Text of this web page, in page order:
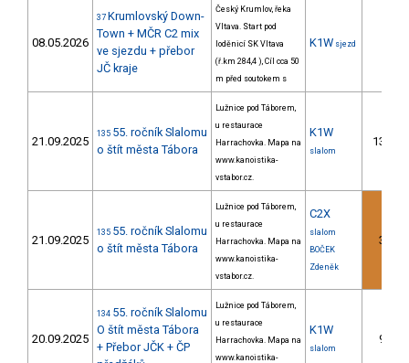
08.05.2026
37 Krumlovský Down-
Town + MČR C2 mix
ve sjezdu + přebor
JČ kraje
Český Krumlov, řeka
Vltava. Start pod
loděnicí SK Vltava
(ř.km 284,4 ), Cíl cca 50
m před soutokem s
K1W sjezd
21.09.2025
135 55. ročník Slalomu
o štít města Tábora
Lužnice pod Táborem,
u restaurace
Harrachovka. Mapa na
www.kanoistika-
vstabor.cz.
K1W
slalom
13.
21.09.2025
135 55. ročník Slalomu
o štít města Tábora
Lužnice pod Táborem,
u restaurace
Harrachovka. Mapa na
www.kanoistika-
vstabor.cz.
C2X
slalom
BOČEK
Zdeněk
3.
20.09.2025
134 55. ročník Slalomu
O štít města Tábora
+ Přebor JČK + ČP
Lužnice pod Táborem,
u restaurace
Harrachovka. Mapa na
www.kanoistika-
K1W
slalom
9.